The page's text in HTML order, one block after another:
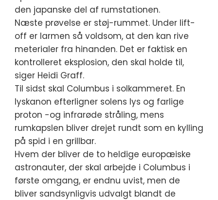
den japanske del af rumstationen.
Næste prøvelse er støj-rummet. Under lift-
off er larmen så voldsom, at den kan rive
meterialer fra hinanden. Det er faktisk en
kontrolleret eksplosion, den skal holde til,
siger Heidi Graff.
Til sidst skal Columbus i solkammeret. En
lyskanon efterligner solens lys og farlige
proton -og infrarøde stråling, mens
rumkapslen bliver drejet rundt som en kylling
på spid i en grillbar.
Hvem der bliver de to heldige europæiske
astronauter, der skal arbejde i Columbus i
første omgang, er endnu uvist, men de
bliver sandsynligvis udvalgt blandt de